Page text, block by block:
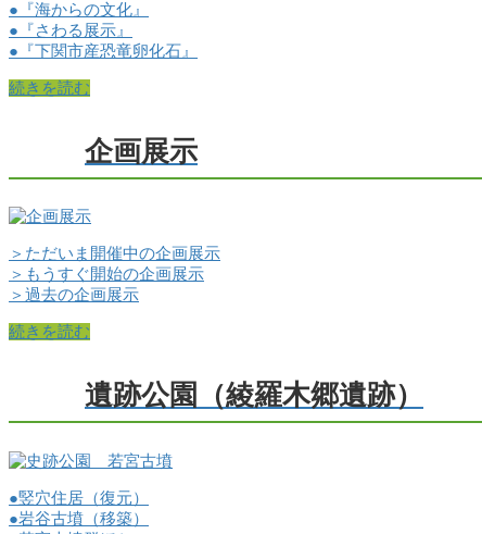
●『海からの文化』
●『さわる展示』
●『下関市産恐竜卵化石』
続きを読む
企画展示
＞ただいま開催中の企画展示
＞もうすぐ開始の企画展示
＞過去の企画展示
続きを読む
遺跡公園（綾羅木郷遺跡）
●竪穴住居（復元）
●岩谷古墳（移築）